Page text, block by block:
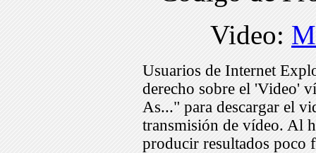
Video:
Usuarios de Internet
derecho sobre el 'Video'
As..." para descargar el
transmisión de vídeo. Al
producir resultados poco